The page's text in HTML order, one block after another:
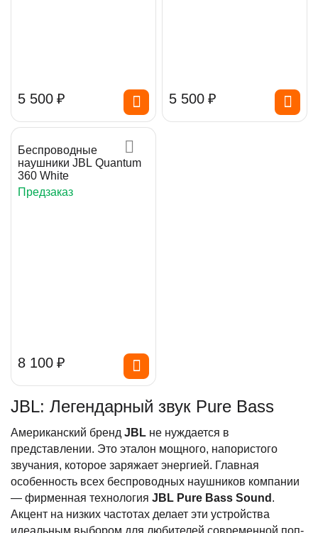
5 500 ₽ 5 500 ₽
Беспроводные
наушники JBL Quantum
360 White
Предзаказ
8 100 ₽
JBL: Легендарный звук Pure Bass
Американский бренд JBL не нуждается в
представлении. Это эталон мощного, напористого
звучания, которое заряжает энергией. Главная
особенность всех беспроводных наушников компании
— фирменная технология JBL Pure Bass Sound .
Акцент на низких частотах делает эти устройства
идеальным выбором для любителей современной поп-